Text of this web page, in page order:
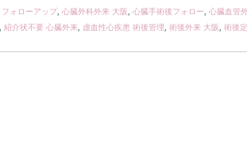
ォローアップ 心臓外科外来 大阪 心臓手術後フォロー 心臓血管
紹介状不要 心臓外来 虚血性心疾患 術後管理 術後外来 大阪 術後